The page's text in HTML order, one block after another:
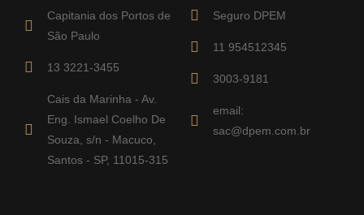
Capitania dos Portos de
São Paulo
13 3221-3455
Cais da Marinha - Av.
Eng. Ismael Coelho De
Souza, s/n - Macuco,
Santos - SP, 11015-315
Seguro DPEM
11 954512345
3003-9181
email:
sac@dpem.com.br